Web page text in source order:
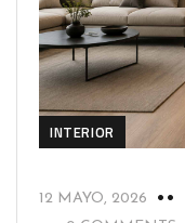
INTERIOR
12 MAYO, 2026